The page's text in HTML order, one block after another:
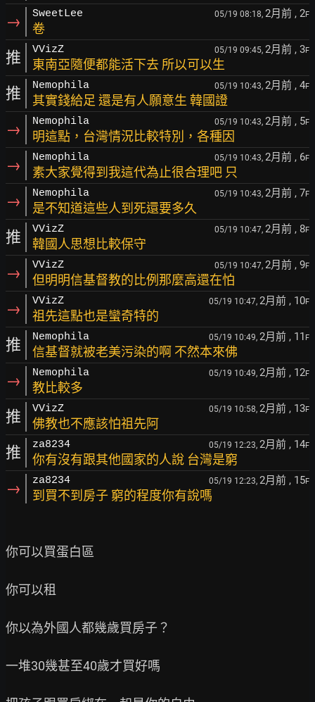
→ SweetLee 05/19 08:18, 2月前 , 2F
卷
推 VVizZ 05/19 09:45, 2月前 , 3F
東南亞隨便都能活下去 所以可以生
推 Nemophila 05/19 10:43, 2月前 , 4F
其實錢給足 還是有人願意生 韓國證
→ Nemophila 05/19 10:43, 2月前 , 5F
明這點，台灣情況比較特別，各種因
→ Nemophila 05/19 10:43, 2月前 , 6F
素大家覺得到我這代為止很合理吧 只
→ Nemophila 05/19 10:43, 2月前 , 7F
是不知道這些人到死還要多久
推 VVizZ 05/19 10:47, 2月前 , 8F
韓國人思想比較保守
→ VVizZ 05/19 10:47, 2月前 , 9F
但明明信基督教的比例那麼高還在怕
→ VVizZ 05/19 10:47, 2月前 , 10F
祖先這點也是蠻奇特的
推 Nemophila 05/19 10:49, 2月前 , 11 F
信基督就被老美污染的啊 不然本來佛
→ Nemophila 05/19 10:49, 2月前 , 12F
教比較多
推 VVizZ 05/19 10:58, 2月前 , 13F
佛教也不應該怕祖先阿
推 za8234 05/19 12:23, 2月前 , 14F
你有沒有跟其他國家的人說 台灣是窮
→ za8234 05/19 12:23, 2月前 , 15F
到買不到房子 窮的程度你有說嗎
你可以買蛋白區
你可以租
你以為外國人都幾歲買房子？
一堆30幾甚至40歲才買好嗎